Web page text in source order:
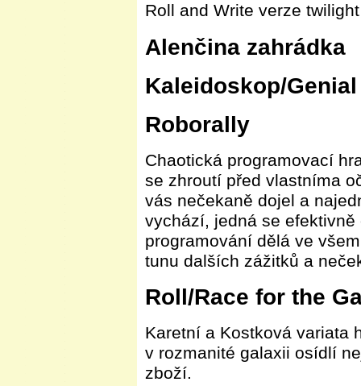
Roll and Write verze
Alenčina zahrádka
Kaleidoskop/Genial
Roborally
Chaotická programovací
se zhroutí před vlastníma
vás nečekaně dojel a
vychází, jedná se
programování dělá ve
tunu dalších zážitků a
Roll/Race for the
Karetní a Kostková variata
v rozmanité galaxii osídlí
zboží.